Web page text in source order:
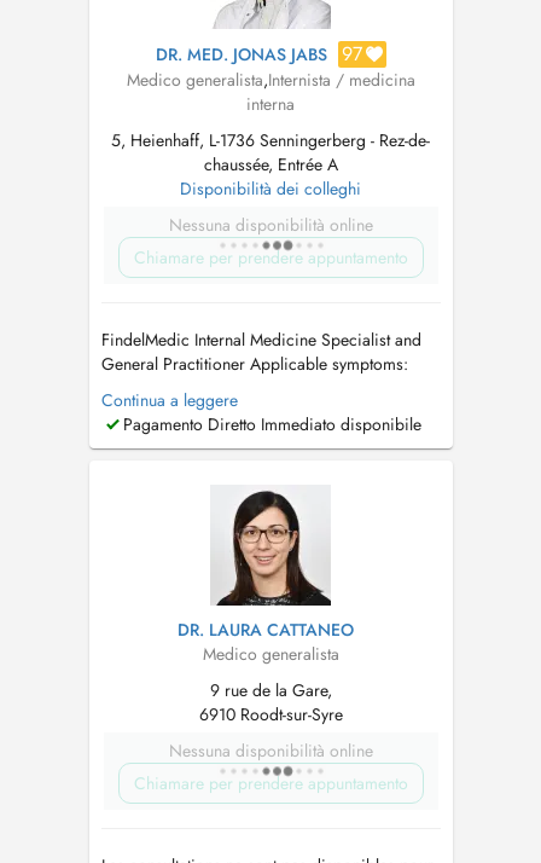
DR. MED. JONAS JABS 97
Medico generalista,Internista / medicina
interna
5, Heienhaff, L-1736 Senningerberg - Rez-de-
chaussée, Entrée A
Disponibilità dei colleghi
Nessuna disponibilità online
Chiamare per prendere appuntamento
FindelMedic Internal Medicine Specialist and
General Practitioner Applicable symptoms:
unintentional weight loss or weight gain /
cardiovascular problems / high blood
pressure (hypertension) / rapid heartbeat /
retention) / respiratory infections and br...
Continua a leggere
Pagamento Diretto Immediato disponibile
DR. LAURA CATTANEO
Medico generalista
9 rue de la Gare,
6910 Roodt-sur-Syre
Nessuna disponibilità online
Chiamare per prendere appuntamento